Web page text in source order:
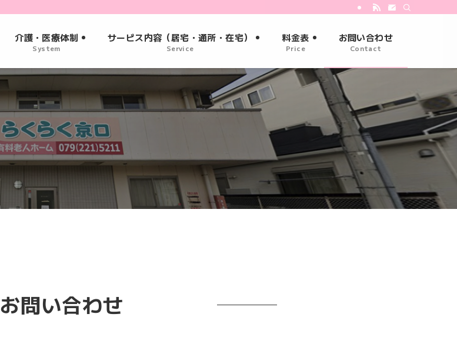
介護・医療体制
System
サービス内容（居宅・通所・在宅）
Service
料金表
Price
お問い合わせ
Contact
お問い合わせ